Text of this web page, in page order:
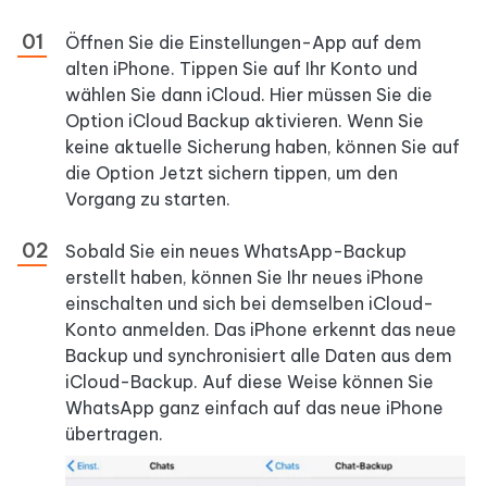
Öffnen Sie die Einstellungen-App auf dem
alten iPhone. Tippen Sie auf Ihr Konto und
wählen Sie dann iCloud. Hier müssen Sie die
Option iCloud Backup aktivieren. Wenn Sie
keine aktuelle Sicherung haben, können Sie auf
die Option Jetzt sichern tippen, um den
Vorgang zu starten.
Sobald Sie ein neues WhatsApp-Backup
erstellt haben, können Sie Ihr neues iPhone
einschalten und sich bei demselben iCloud-
Konto anmelden. Das iPhone erkennt das neue
Backup und synchronisiert alle Daten aus dem
iCloud-Backup. Auf diese Weise können Sie
WhatsApp ganz einfach auf das neue iPhone
übertragen.